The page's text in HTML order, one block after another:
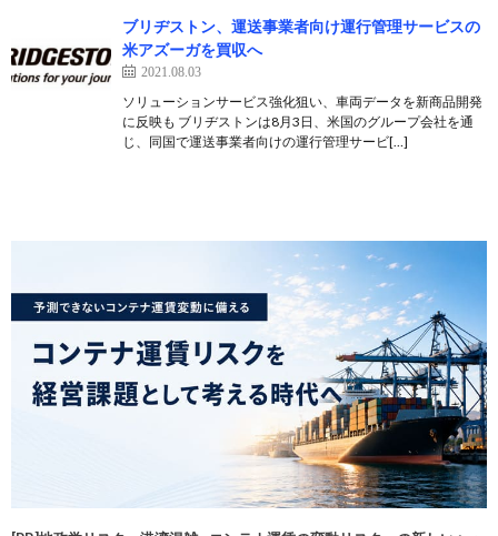
ブリヂストン、運送事業者向け運行管理サービスの
米アズーガを買収へ
2021.08.03
ソリューションサービス強化狙い、車両データを新商品開発
に反映も ブリヂストンは8月3日、米国のグループ会社を通
じ、同国で運送事業者向けの運行管理サービ[…]